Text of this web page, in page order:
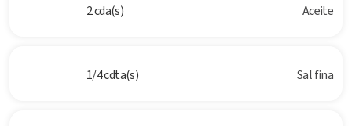
2 cda(s) Aceite
1/4 cdta(s) Sal fina